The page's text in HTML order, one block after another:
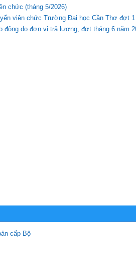
chức (tháng 5/2026)
viên chức Trường Đại học Cần Thơ đợt 1
động do đơn vị trả lương, đợt tháng 6 năm